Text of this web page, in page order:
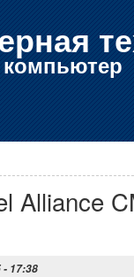
Alliance
- 17:38